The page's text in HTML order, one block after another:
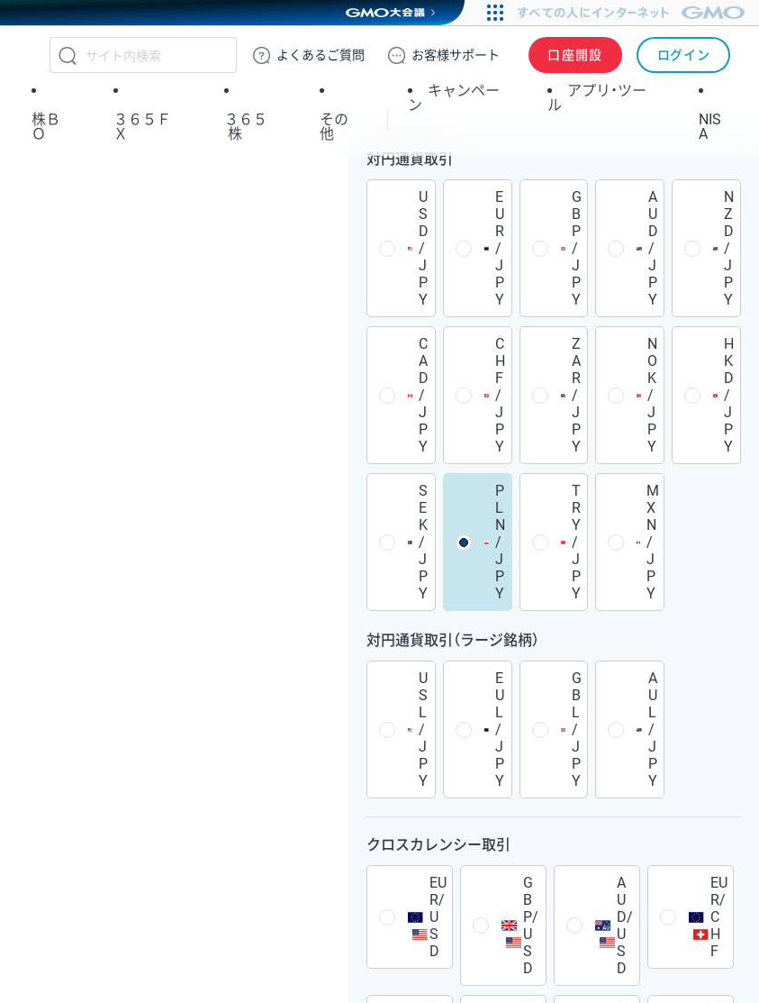
GMOクリック証券
よくある ご質問 お客様サポート 口座開設 ログイン
株Ｂ
Ｏ
３６５Ｆ
Ｘ
３６５
株
その
他
キャンペー
ン
アプリ・ツー
ル
NIS
A
対円通貨取引
U
S
D
/
J
P
Y
E
U
R
/
J
P
Y
G
B
P
/
J
P
Y
A
U
D
/
J
P
Y
N
Z
D
/
J
P
Y
C
A
D
/
J
P
Y
C
H
F
/
J
P
Y
Z
A
R
/
J
P
Y
N
O
K
/
J
P
Y
H
K
D
/
J
P
Y
S
E
K
/
J
P
Y
P
L
N
/
J
P
Y
T
R
Y
/
J
P
Y
M
X
N
/
J
P
Y
対円通貨取引（ラージ銘柄）
U
S
L
/
J
P
Y
E
U
L
/
J
P
Y
G
B
L
/
J
P
Y
A
U
L
/
J
P
Y
クロスカレンシー取引
EU
R/
U
S
D
G
B
P/
U
S
D
A
U
D/
U
S
D
EU
R/
C
H
F